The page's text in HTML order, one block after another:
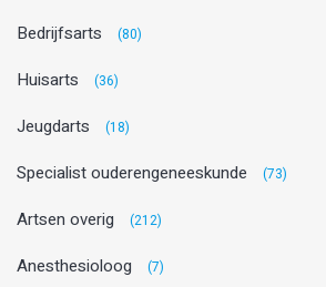
Bedrijfsarts (80)
Huisarts (36)
Jeugdarts (18)
Specialist ouderengeneeskunde (73)
Artsen overig (212)
Anesthesioloog (7)